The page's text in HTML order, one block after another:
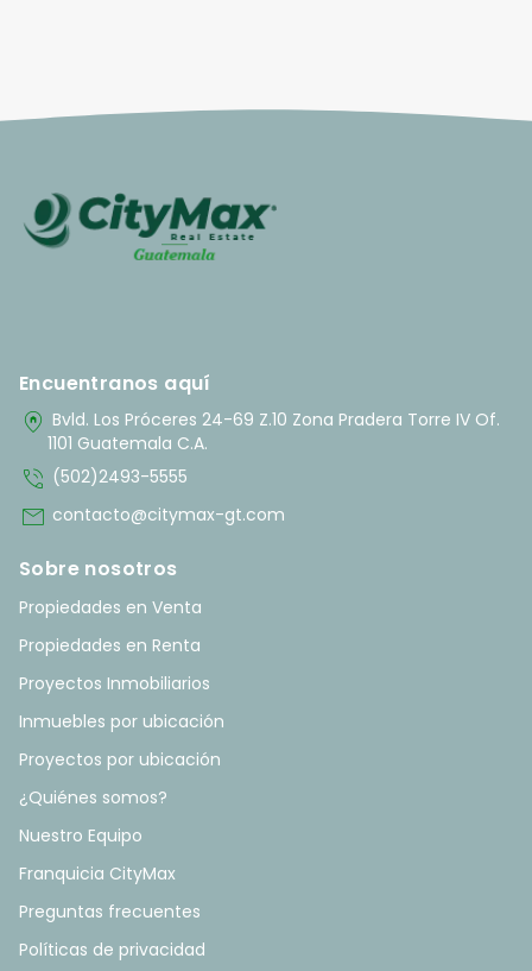
Encuentranos aquí
home_pin Bvld. Los Próceres 24-69 Z.10 Zona Pradera Torre IV Of.
1101 Guatemala C.A.
phone_in_talk (502)2493-5555
mail contacto@citymax-gt.com
Sobre nosotros
Propiedades en Venta
Propiedades en Renta
Proyectos Inmobiliarios
Inmuebles por ubicación
Proyectos por ubicación
¿Quiénes somos?
Nuestro Equipo
Franquicia CityMax
Preguntas frecuentes
Políticas de privacidad